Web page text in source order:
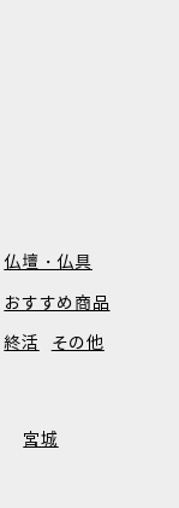
仏壇・仏具
おすすめ商品
終活 その他
宮城